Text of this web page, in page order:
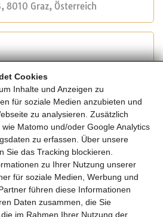
Cookies
Inhalte und Anzeigen zu
für soziale Medien anzubieten und
zu analysieren. Zusätzlich
Matomo und/oder Google Analytics
zu erfassen. Über unsere
Sie das Tracking blockieren.
zu Ihrer Nutzung unserer
für soziale Medien, Werbung und
führen diese Informationen
Daten zusammen, die Sie
im Rahmen Ihrer Nutzung der
8010 Graz, Österreich
Stmk,
Wifi Stmk und ZT Forum
MwSt.)